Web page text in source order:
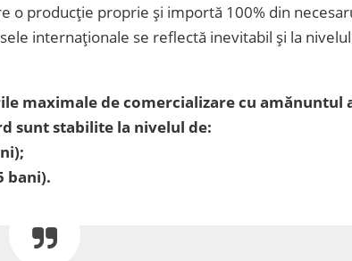
o producție proprie și importă 100% din
internaționale se reflectă inevitabil și la
maximale de comercializare cu amănuntul
sunt stabilite la nivelul de:
bani).